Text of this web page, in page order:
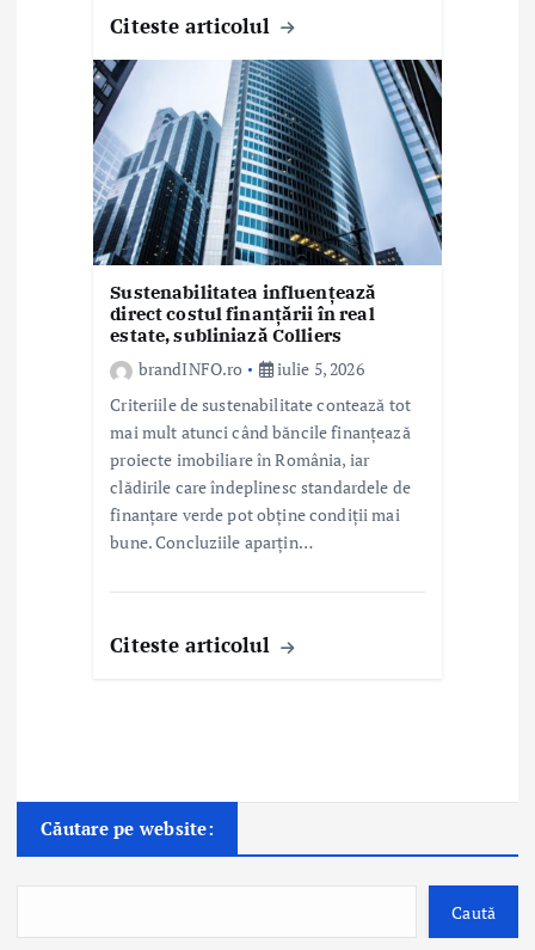
Citeste articolul
Sustenabilitatea influențează
direct costul finanțării în real
estate, subliniază Colliers
brandINFO.ro
iulie 5, 2026
Criteriile de sustenabilitate contează tot
mai mult atunci când băncile finanțează
proiecte imobiliare în România, iar
clădirile care îndeplinesc standardele de
finanțare verde pot obține condiții mai
bune. Concluziile aparțin…
Citeste articolul
Căutare pe website:
Caută